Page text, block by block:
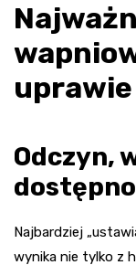
uprawie
Odczyn,
Najbardziej
wynika nie tylko z